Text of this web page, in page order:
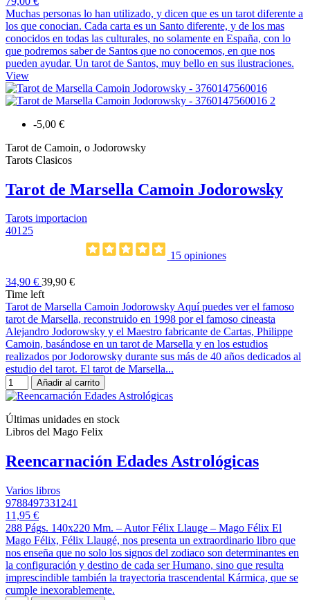
Muchas personas lo han utilizado, y dicen que es un tarot diferente a
los que conocian. Cada carta es un Santo diferente, y de los mas
conocidos en todas las culturales, no solamente en España, con lo
que podremos saber de Santos que no conocemos, en que nos
pueden ayudar. Un tarot de Santos, muy bello en sus ilustraciones.
View
-5,00 €
Tarot de Camoin, o Jodorowsky
Tarots Clasicos
Tarot de Marsella Camoin Jodorowsky
Tarots importacion
40125
15 opiniones
34,90 € 39,90 €
Time left
Tarot de Marsella Camoin Jodorowsky Aquí puedes ver el famoso
tarot de Marsella, reconstruido en 1998 por el famoso cineasta
Alejandro Jodorowsky y el Maestro fabricante de Cartas, Philippe
Camoin, basándose en un tarot de Marsella y en los estudios
realizados por Jodorowsky durante sus más de 40 años dedicados al
estudio del tarot. El tarot de Marsella...
Añadir al carrito
Últimas unidades en stock
Libros del Mago Felix
Reencarnación Edades Astrológicas
Varios libros
9788497331241
11,95 €
288 Págs. 140x220 Mm. – Autor Félix Llauge – Mago Félix El
Mago Félix, Félix Llaugé, nos presenta un extraordinario libro que
nos enseña que no solo los signos del zodiaco son determinantes en
la configuración y destino de cada ser Humano, sino que resulta
imprescindible también la trayectoria trascendental Kármica, que se
cumple inexorablemente.